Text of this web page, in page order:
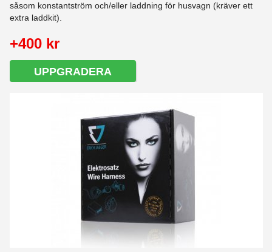
såsom konstantström och/eller laddning för husvagn (kräver ett
extra laddkit).
+400 kr
UPPGRADERA